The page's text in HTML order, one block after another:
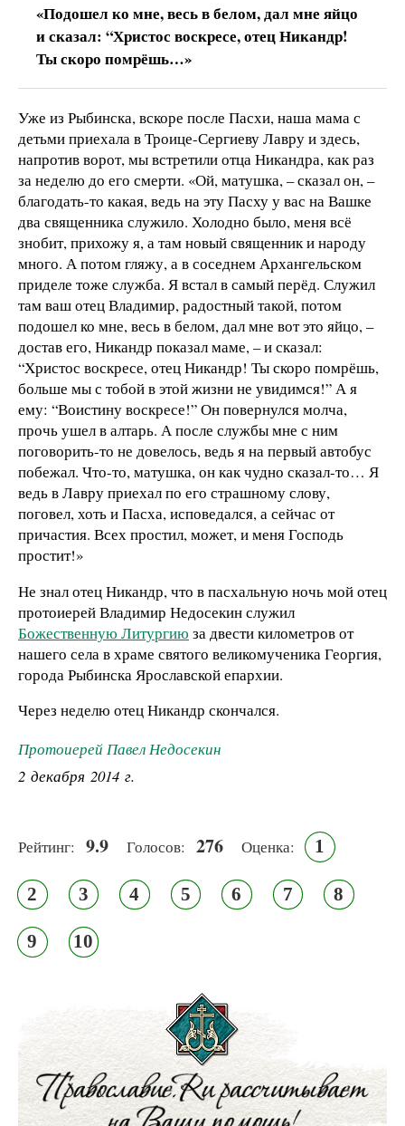
«Подошел ко мне, весь в белом, дал мне яйцо
и сказал: “Христос воскресе, отец Никандр!
Ты скоро помрёшь…»
Уже из Рыбинска, вскоре после Пасхи, наша мама с
детьми приехала в Троице-Сергиеву Лавру и здесь,
напротив ворот, мы встретили отца Никандра, как раз
за неделю до его смерти. «Ой, матушка, – сказал он, –
благодать-то какая, ведь на эту Пасху у вас на Вашке
два священника служило. Холодно было, меня всё
знобит, прихожу я, а там новый священник и народу
много. А потом гляжу, а в соседнем Архангельском
приделе тоже служба. Я встал в самый перёд. Служил
там ваш отец Владимир, радостный такой, потом
подошел ко мне, весь в белом, дал мне вот это яйцо, –
достав его, Никандр показал маме, – и сказал:
“Христос воскресе, отец Никандр! Ты скоро помрёшь,
больше мы с тобой в этой жизни не увидимся!” А я
ему: “Воистину воскресе!” Он повернулся молча,
прочь ушел в алтарь. А после службы мне с ним
поговорить-то не довелось, ведь я на первый автобус
побежал. Что-то, матушка, он как чудно сказал-то… Я
ведь в Лавру приехал по его страшному слову,
поговел, хоть и Пасха, исповедался, а сейчас от
причастия. Всех простил, может, и меня Господь
простит!»
Не знал отец Никандр, что в пасхальную ночь мой отец
протоиерей Владимир Недосекин служил
Божественную Литургию за двести километров от
нашего села в храме святого великомученика Георгия,
города Рыбинска Ярославской епархии.
Через неделю отец Никандр скончался.
Протоиерей Павел Недосекин
2 декабря 2014 г.
Рейтинг: 9.9 Голосов: 276 Оценка: 1
2 3 4 5 6 7 8
9 10